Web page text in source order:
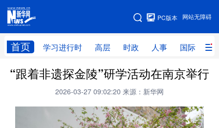
网站无障碍
PC版本
首页 学习进行时 高层 时政 人事 国际 财
网站地图
学习进行时 高层 时政 人事
财经 网评
思客智库 全球连线 教育
“跟着非遗探金陵”研学活动在南京举行
2026-03-27 09:02:20 来源：新华网